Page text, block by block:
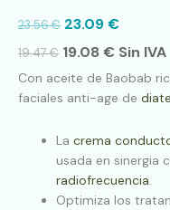
23.56€ 23.09€
19.47€ 19.08 € Sin IVA
Con aceite de Baobab
faciales anti-age de
La crema
usada en sinergia
radiofrecuencia.
Optimiza los